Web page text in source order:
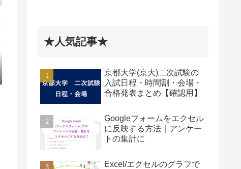
★人気記事★
京都大学(京大)二次試験の
入試日程・時間割・会場・
合格発表まとめ【確認用】
Googleフォームをエクセル
に反映する方法｜アンケー
トの集計に
Excel/エクセルのグラフで